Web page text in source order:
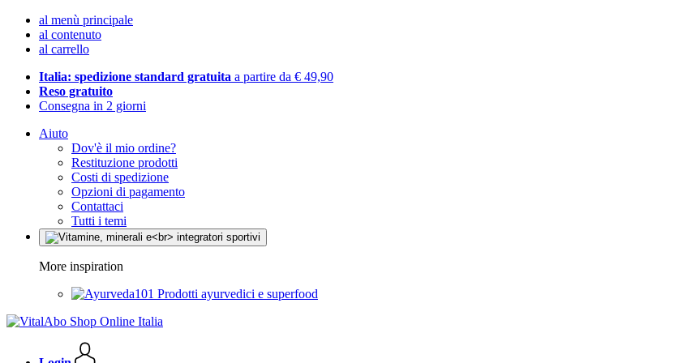
al menù principale
al contenuto
al carrello
Italia: spedizione standard gratuita a partire da € 49,90
Reso gratuito
Consegna in 2 giorni
Aiuto
Dov'è il mio ordine?
Restituzione prodotti
Costi di spedizione
Opzioni di pagamento
Contattaci
Tutti i temi
More inspiration
Prodotti ayurvedici e superfood